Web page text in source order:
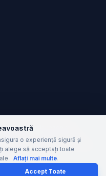
drepturile rezervate.
și nu acționează ca instituție
Politicile comerciale și de risc finale
creditore.
o experiență sigură și
alege să acceptați toate
Aflați mai multe.
Accept Toate